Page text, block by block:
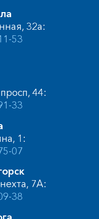
32а:
53
44:
33
1:
07
7А:
38